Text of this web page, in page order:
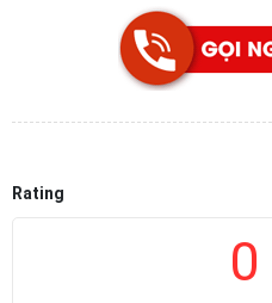
Rating
0